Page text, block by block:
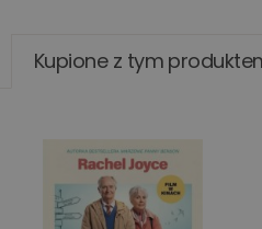
Kupione z tym